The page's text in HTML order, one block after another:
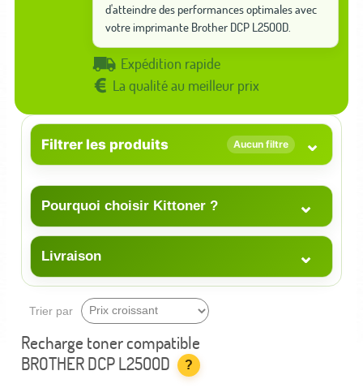
d'atteindre des performances optimales avec
votre imprimante Brother DCP L2500D.
Expédition rapide
La qualité au meilleur prix
Filtrer les produits Aucun filtre ⌄
Pourquoi choisir Kittoner ? ⌄
Livraison ⌄
Trier par
Recharge toner compatible
BROTHER DCP L2500D
?